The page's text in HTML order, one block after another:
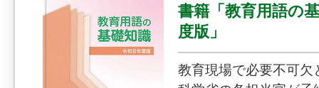
書籍「教育用語の
度版」
教育現場で必要不可欠